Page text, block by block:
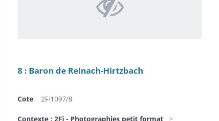
8 : Baron de Reinach-Hirtzbach
Cote 2Fi1097/8
Contexte : 2Fi - Photographies petit format